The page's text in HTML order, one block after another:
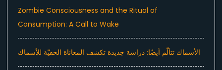
Zombie Consciousness and the Ritual of
Consumption: A Call to Wake
الأسماك تتألّم أيضًا: دراسة جديدة تكشف المعاناة الخفيّة للأسماك